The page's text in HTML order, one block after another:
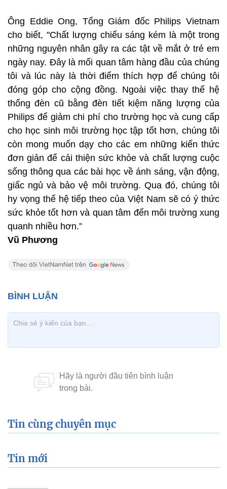
Ông Eddie Ong, Tổng Giám đốc Philips Vietnam
cho biết, "Chất lượng chiếu sáng kém là một trong
những nguyên nhân gây ra các tật về mắt ở trẻ em
ngày nay. Đây là mối quan tâm hàng đầu của chúng
tôi và lúc này là thời điểm thích hợp để chúng tôi
đóng góp cho cộng đồng. Ngoài việc thay thế hệ
thống đèn cũ bằng đèn tiết kiệm năng lượng của
Philips để giảm chi phí cho trường học và cung cấp
cho học sinh môi trường học tập tốt hơn, chúng tôi
còn mong muốn dạy cho các em những kiến thức
đơn giản để cải thiện sức khỏe và chất lượng cuộc
sống thông qua các bài học về ánh sáng, vận động,
giấc ngủ và bảo vệ môi trường. Qua đó, chúng tôi
hy vọng thế hệ tiếp theo của Việt Nam sẽ có ý thức
sức khỏe tốt hơn và quan tâm đến môi trường xung
quanh nhiều hơn.”
Vũ Phương
Tin cùng chuyên mục
Tin mới